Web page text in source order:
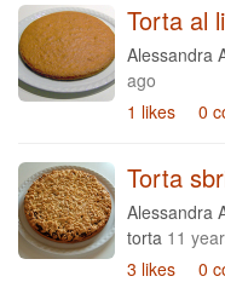
Torta al
Alessandra
ago
1 likes
0
Torta
Alessandra
torta 11
3 likes
0